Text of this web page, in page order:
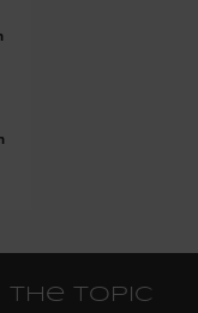
the topic